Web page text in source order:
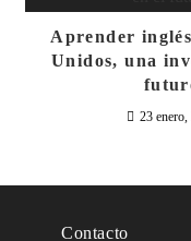
Aprender
Unidos, una
23
Contacto